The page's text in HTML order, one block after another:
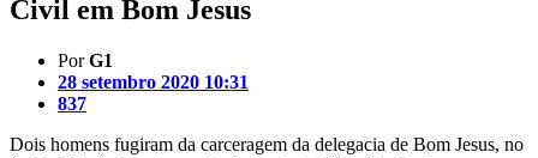
Civil em Bom Jesus
PorG1
28 setembro 2020 10:31
837
Dois homens fugiram da carceragem da delegacia de Bom Jesus, no